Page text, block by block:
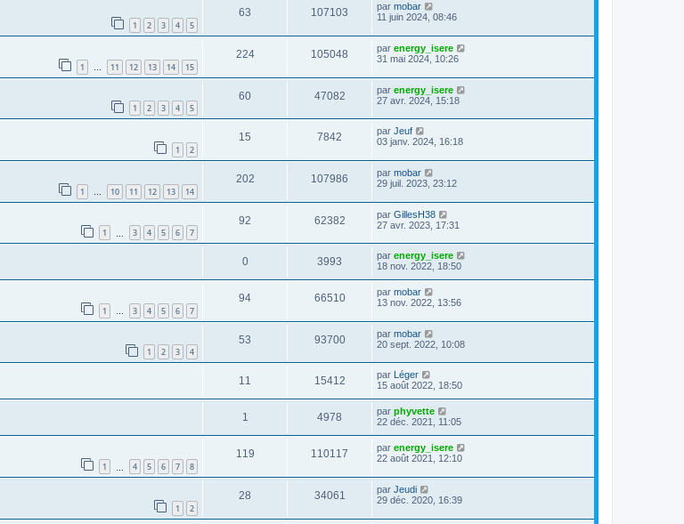
1 2 3 4 5
63 107103 par mobar
11 juin 2024, 08:46
1 … 11 12 13 14 15
224 105048 par energy_isere
31 mai 2024, 10:26
1 2 3 4 5
60 47082 par energy_isere
27 avr. 2024, 15:18
1 2
15 7842 par Jeuf
03 janv. 2024, 16:18
1 10 11 12 13 14
202 107986 par mobar
29 juil. 2023, 23:12
1 3 4 5 6 7
92 62382 par GillesH38
27 avr. 2023, 17:31
0 3993 par energy_isere
18 nov. 2022, 18:50
1 … 3 4 5 6 7
94 66510 par mobar
13 nov. 2022, 13:56
1 2 3 4
53 93700 par mobar
20 sept. 2022, 10:08
11 15412 par Léger
15 août 2022, 18:50
1 4978 par phyvette
22 déc. 2021, 11:05
1 4 5 6 7 8
119 110117 par energy_isere
22 août 2021, 12:10
1 2
28 34061 par Jeudi
29 déc. 2020, 16:39